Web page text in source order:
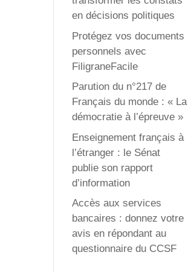
en décisions politiques
Protégez vos documents
personnels avec
FiligraneFacile
Parution du n°217 de
Français du monde : « La
démocratie à l’épreuve »
Enseignement français à
l’étranger : le Sénat
publie son rapport
d’information
Accès aux services
bancaires : donnez votre
avis en répondant au
questionnaire du CCSF